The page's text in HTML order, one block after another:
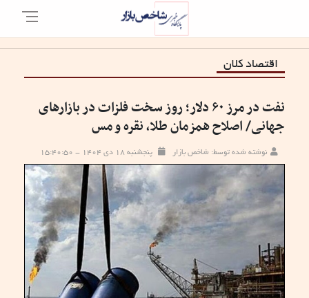
اقتصاد کلان
نفت در مرز ۶۰ دلار؛ روز سخت فلزات در بازار‌های
جهانی/ اصلاح همزمان طلا، نقره و مس
نوشته شده توسط: شاخص بازار پنجشنبه ۱۸ دی ۱۴۰۴ - ۱۵:۴۰:۵۰